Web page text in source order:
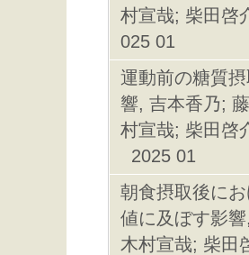
村宣哉; 柴田啓
025 01
運動前の糖質
響, 吉本香乃;
村宣哉; 柴田啓
2025 01
朝食摂取後に
値に及ぼす影
木村宣哉; 柴田